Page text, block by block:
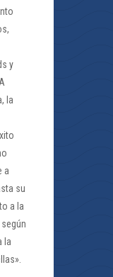
y
la
a
su
a la
la